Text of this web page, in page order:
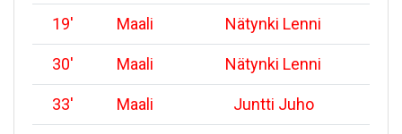
19' Maali Nätynki Lenni
30' Maali Nätynki Lenni
33' Maali Juntti Juho